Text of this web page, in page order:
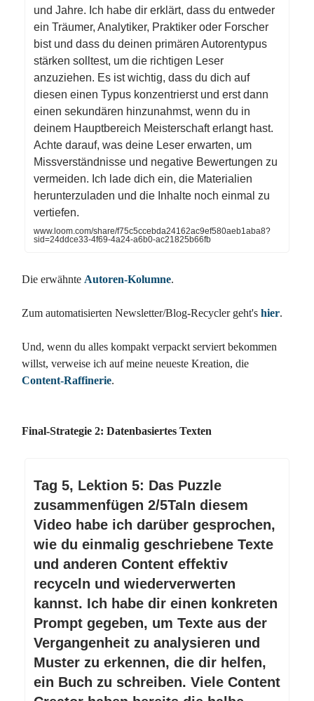
und Jahre. Ich habe dir erklärt, dass du entweder
ein Träumer, Analytiker, Praktiker oder Forscher
bist und dass du deinen primären Autorentypus
stärken solltest, um die richtigen Leser
anzuziehen. Es ist wichtig, dass du dich auf
diesen einen Typus konzentrierst und erst dann
einen sekundären hinzunahmst, wenn du in
deinem Hauptbereich Meisterschaft erlangt hast.
Achte darauf, was deine Leser erwarten, um
Missverständnisse und negative Bewertungen zu
vermeiden. Ich lade dich ein, die Materialien
herunterzuladen und die Inhalte noch einmal zu
vertiefen.
www.loom.com/share/f75c5ccebda24162ac9ef580aeb1aba8?
sid=24ddce33-4f69-4a24-a6b0-ac21825b66fb
Die erwähnte Autoren-Kolumne.
Zum automatisierten Newsletter/Blog-Recycler geht's hier.
Und, wenn du alles kompakt verpackt serviert bekommen
willst, verweise ich auf meine neueste Kreation, die
Content-Raffinerie.
Final-Strategie 2: Datenbasiertes Texten
Tag 5, Lektion 5: Das Puzzle
zusammenfügen 2/5TaIn diesem
Video habe ich darüber gesprochen,
wie du einmalig geschriebene Texte
und anderen Content effektiv
recyceln und wiederverwerten
kannst. Ich habe dir einen konkreten
Prompt gegeben, um Texte aus der
Vergangenheit zu analysieren und
Muster zu erkennen, die dir helfen,
ein Buch zu schreiben. Viele Content